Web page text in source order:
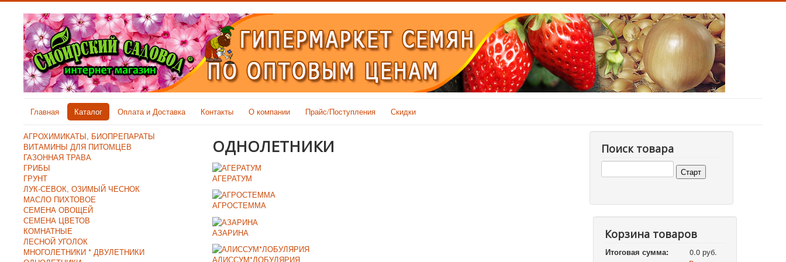
Главная Каталог Оплата и Доставка Контакты О компании Прайс/Поступления Скидки
АГРОХИМИКАТЫ, БИОПРЕПАРАТЫ
ВИТАМИНЫ ДЛЯ ПИТОМЦЕВ
ГАЗОННАЯ ТРАВА
ГРИБЫ
ГРУНТ
ЛУК-СЕВОК, ОЗИМЫЙ ЧЕСНОК
МАСЛО ПИХТОВОЕ
СЕМЕНА ОВОЩЕЙ
СЕМЕНА ЦВЕТОВ
КОМНАТНЫЕ
ЛЕСНОЙ УГОЛОК
МНОГОЛЕТНИКИ * ДВУЛЕТНИКИ
ОДНОЛЕТНИКИ
АГЕРАТУМ
АГРОСТЕММА
АЗАРИНА
АЛИССУМ*ЛОБУЛЯРИЯ
Поиск товара
Корзина товаров
Итоговая сумма:
0.0 руб.